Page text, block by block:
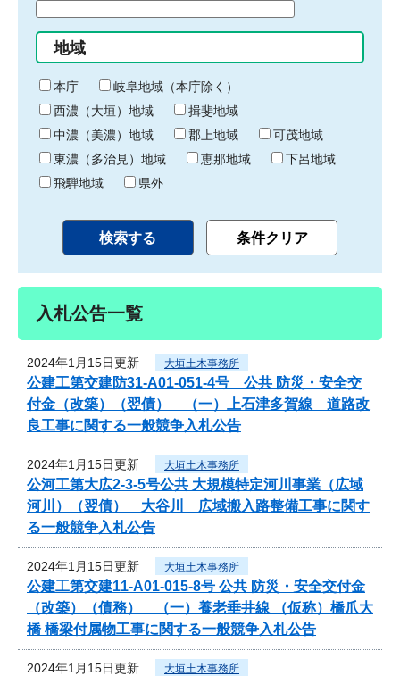
始
り
間
終
わ
り
地域
本庁
岐阜地域（本庁除く）
西濃（大垣）地域
揖斐地域
中濃（美濃）地域
郡上地域
可茂地域
東濃（多治見）地域
恵那地域
下呂地域
飛騨地域
県外
入札公告一覧
2024年1月15日更新 大垣土木事務所
公建工第交建防31-A01-051-4号 公共 防災・安全交
付金（改築）（翌債） （一）上石津多賀線 道路改
良工事に関する一般競争入札公告
2024年1月15日更新 大垣土木事務所
公河工第大広2-3-5号公共 大規模特定河川事業（広域
河川）（翌債） 大谷川 広域搬入路整備工事に関す
る一般競争入札公告
2024年1月15日更新 大垣土木事務所
公建工第交建11-A01-015-8号 公共 防災・安全交付金
（改築）（債務） （一）養老垂井線 （仮称）橋爪大
橋 橋梁付属物工事に関する一般競争入札公告
2024年1月15日更新 大垣土木事務所